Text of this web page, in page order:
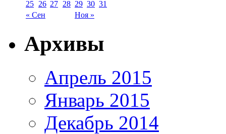
« Сен Ноя »
25 26 27 28 29 30 31
Архивы
Апрель 2015
Январь 2015
Декабрь 2014